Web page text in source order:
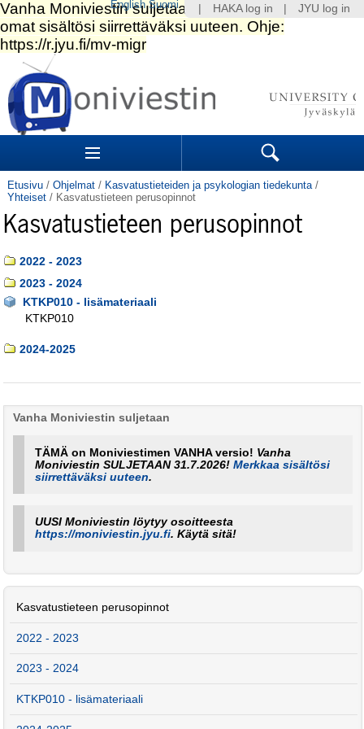
Siirry
sisältöön.
|
Siirry
navigointiin
Sections Search
Etusivu / Ohjelmat / Kasvatustieteiden ja psykologian tiedekunta /
Yhteiset / Kasvatustieteen perusopinnot
Kasvatustieteen perusopinnot
2022 - 2023
2023 - 2024
KTKP010 - lisämateriaali
KTKP010
2024-2025
Vanha Moniviestin suljetaan
TÄMÄ on Moniviestimen VANHA versio! Vanha
Moniviestin SULJETAAN 31.7.2026!Merkkaa sisältösi
siirrettäväksi uuteen.
UUSI Moniviestin löytyy osoitteesta
https://moniviestin.jyu.fi. Käytä sitä!
Kasvatustieteen perusopinnot
2022 - 2023
2023 - 2024
KTKP010 - lisämateriaali
HAKA log in JYU log in
English Suomi